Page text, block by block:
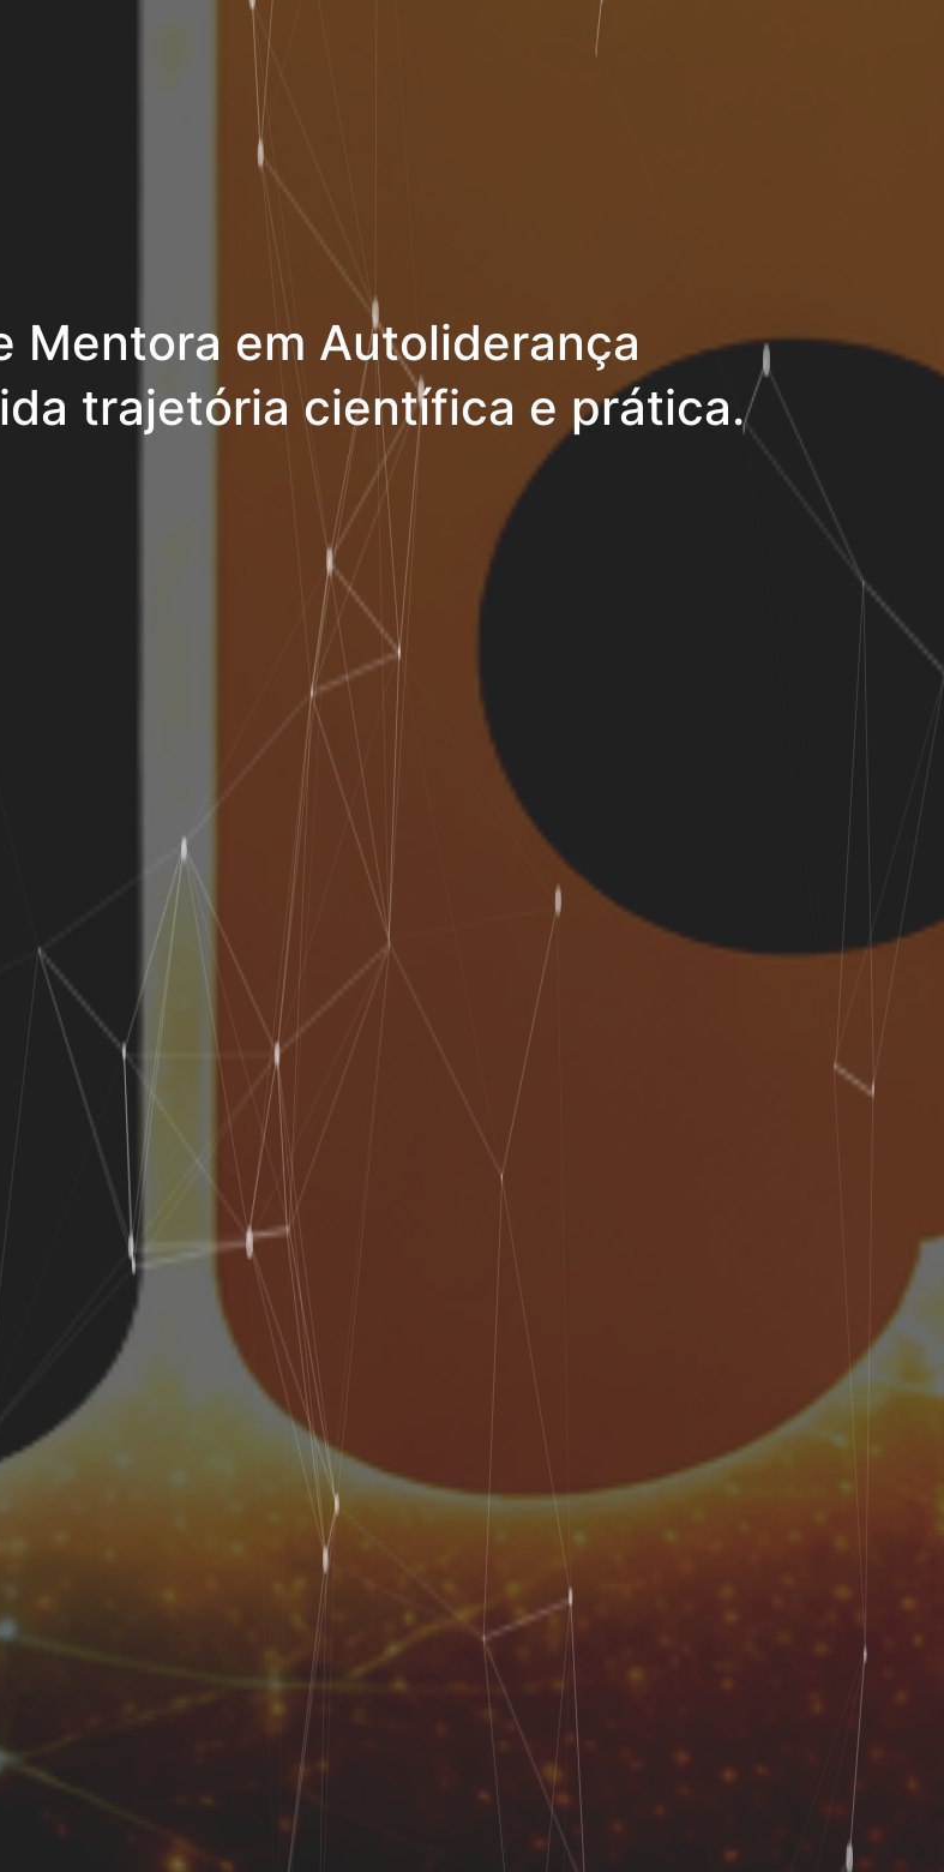
Mentora em Autoliderança
trajetória científica e prática.